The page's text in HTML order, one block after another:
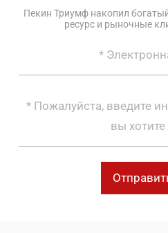
Пекин Триумф накопил
ресурс и рыночные